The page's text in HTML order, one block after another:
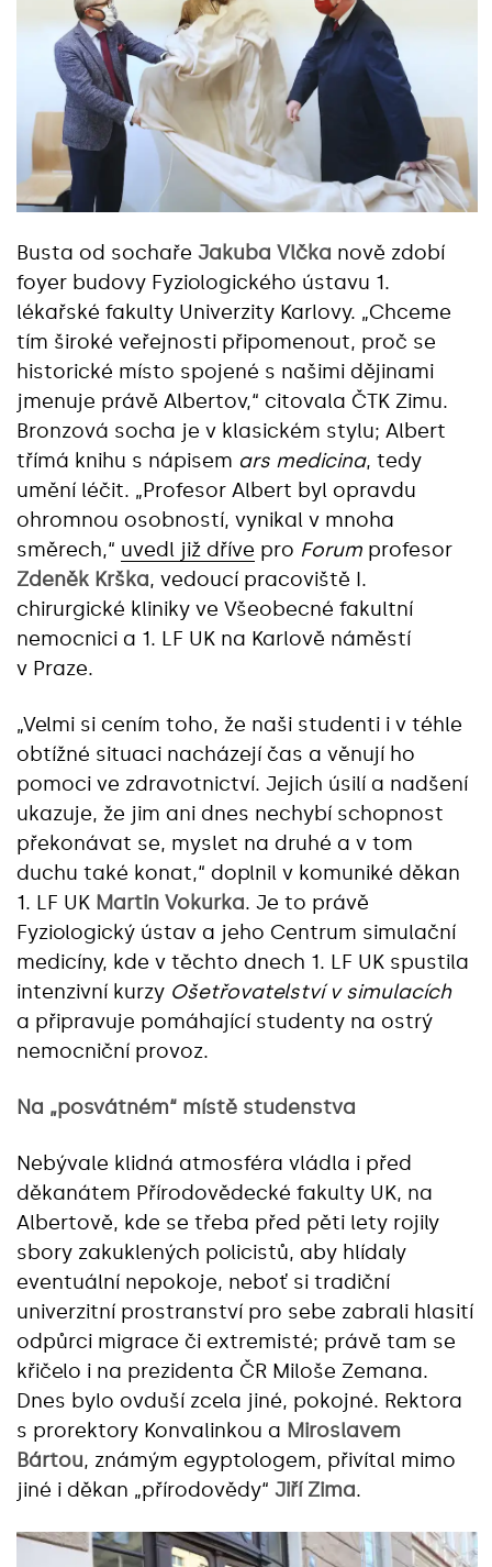
Busta od sochaře Jakuba Vlčka nově zdobí
foyer budovy Fyziologického ústavu 1.
lékařské fakulty Univerzity Karlovy. „Chceme
tím široké veřejnosti připomenout, proč se
historické místo spojené s našimi dějinami
jmenuje právě Albertov,“ citovala ČTK Zimu.
Bronzová socha je v klasickém stylu; Albert
třímá knihu s nápisem ars medicina, tedy
umění léčit. „Profesor Albert byl opravdu
ohromnou osobností, vynikal v mnoha
směrech,“ uvedl již dříve pro Forum profesor
Zdeněk Krška, vedoucí pracoviště I.
chirurgické kliniky ve Všeobecné fakultní
nemocnici a 1. LF UK na Karlově náměstí
v Praze.
„Velmi si cením toho, že naši studenti i v téhle
obtížné situaci nacházejí čas a věnují ho
pomoci ve zdravotnictví. Jejich úsilí a nadšení
ukazuje, že jim ani dnes nechybí schopnost
překonávat se, myslet na druhé a v tom
duchu také konat,“ doplnil v komuniké děkan
1. LF UK Martin Vokurka. Je to právě
Fyziologický ústav a jeho Centrum simulační
medicíny, kde v těchto dnech 1. LF UK spustila
intenzivní kurzy Ošetřovatelství v simulacích
a připravuje pomáhající studenty na ostrý
nemocniční provoz.
Na „posvátném“ místě studenstva
Nebývale klidná atmosféra vládla i před
děkanátem Přírodovědecké fakulty UK, na
Albertově, kde se třeba před pěti lety rojily
sbory zakuklených policistů, aby hlídaly
eventuální nepokoje, neboť si tradiční
univerzitní prostranství pro sebe zabrali hlasití
odpůrci migrace či extremisté; právě tam se
křičelo i na prezidenta ČR Miloše Zemana.
Dnes bylo ovduší zcela jiné, pokojné. Rektora
s prorektory Konvalinkou a Miroslavem
Bártou, známým egyptologem, přivítal mimo
jiné i děkan „přírodovědy“ Jiří Zima.